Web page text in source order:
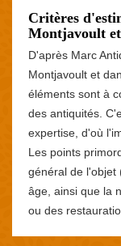
Critères
Montjavoult
D'après Marc
Montjavoult et
éléments sont à
des antiquités.
expertise, d'où
Les points
général de l'objet
âge, ainsi que la
ou des